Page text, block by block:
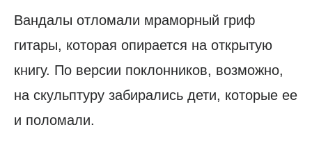
Вандалы отломали мраморный гриф
гитары, которая опирается на открытую
книгу. По версии поклонников, возможно,
на скульптуру забирались дети, которые ее
и поломали.